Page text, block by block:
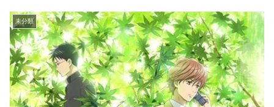
未分類